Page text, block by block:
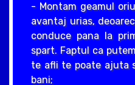
- Montam geamul
avantaj urias,
conduce pana la
spart. Faptul ca
te afli te poate ajuta
bani;